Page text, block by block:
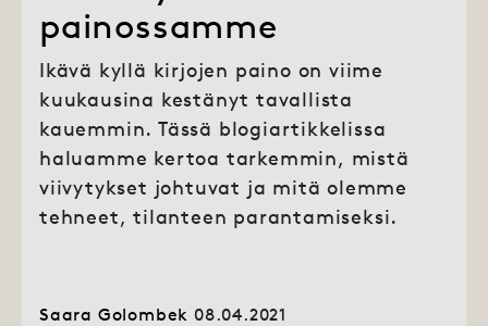
painossamme
Ikävä kyllä kirjojen paino on viime
kuukausina kestänyt tavallista
kauemmin. Tässä blogiartikkelissa
haluamme kertoa tarkemmin, mistä
viivytykset johtuvat ja mitä olemme
tehneet, tilanteen parantamiseksi.
Saara Golombek 08.04.2021